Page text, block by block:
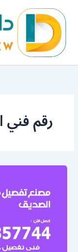
المحتوى
رقم فني